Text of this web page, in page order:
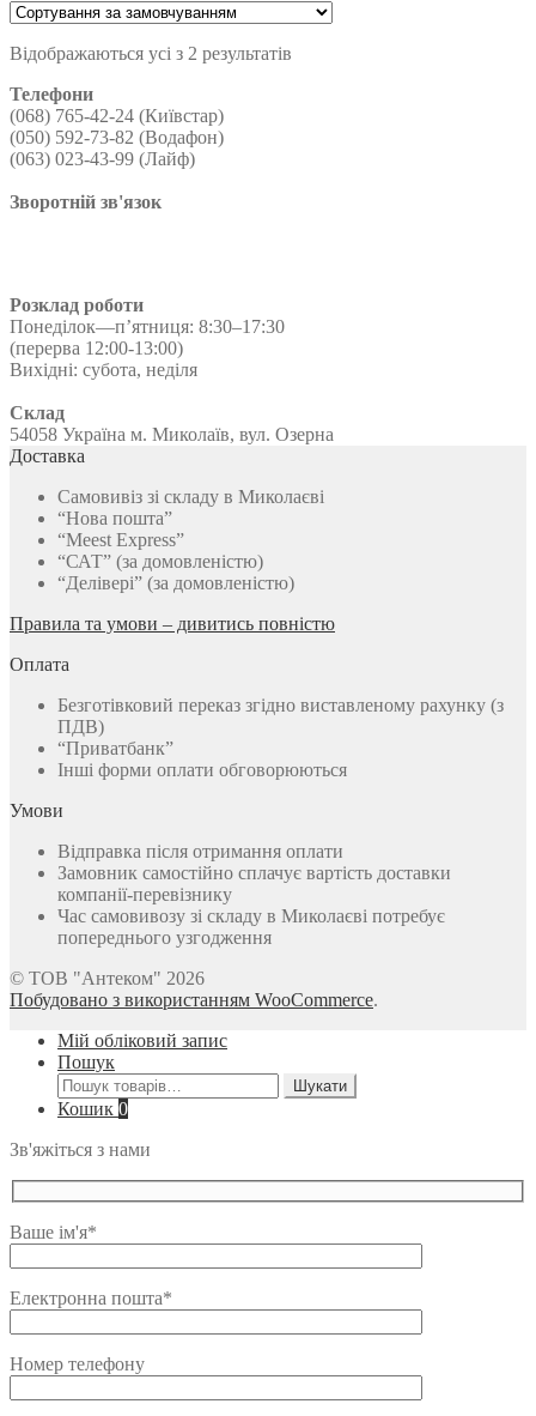
від
до
Відображаються усі з 2 результатів
Телефони
(068) 765-42-24 (Київстар)
(050) 592-73-82 (Водафон)
(063) 023-43-99 (Лайф)
Зворотній зв'язок
Розклад роботи
Понеділок—п’ятниця: 8:30–17:30
(перерва 12:00-13:00)
Вихідні: субота, неділя
Склад
54058 Україна м. Миколаїв, вул. Озерна
Доставка
Самовивіз зі складу в Миколаєві
“Нова пошта”
“Meest Express”
“САТ” (за домовленістю)
“Делівері” (за домовленістю)
Правила та умови – дивитись повністю
Оплата
Безготівковий переказ згідно виставленому рахунку (з
ПДВ)
“Приватбанк”
Інші форми оплати обговорюються
Умови
Відправка після отримання оплати
Замовник самостійно сплачує вартість доставки
компанії-перевізнику
Час самовивозу зі складу в Миколаєві потребує
попереднього узгодження
© ТОВ "Антеком" 2026
Побудовано з використанням WooCommerce.
Мій обліковий запис
Пошук
Шукати:
Шукати
Кошик 0
Зв'яжіться з нами
Ваше ім'я*
Електронна пошта*
Номер телефону